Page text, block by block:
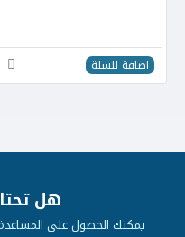
اضافة للسلة
هل
يمكنك الحصول على